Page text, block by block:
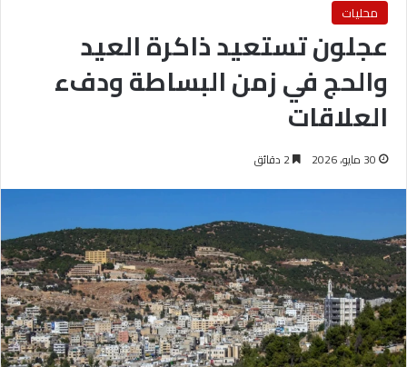
محليات
عجلون تستعيد ذاكرة العيد
والحج في زمن البساطة ودفء
العلاقات
30 مايو، 2026